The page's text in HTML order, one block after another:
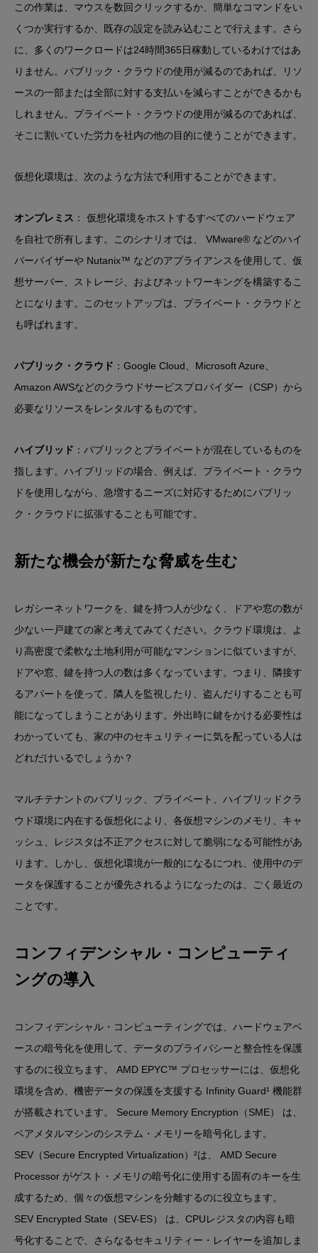
この作業は、マウスを数回クリックするか、簡単なコマンドをい
くつか実行するか、既存の設定を読み込むことで行えます。さら
に、多くのワークロードは24時間365日稼動しているわけではあ
りません。パブリック・クラウドの使用が減るのであれば、リソ
ースの一部または全部に対する支払いを減らすことができるかも
しれません。プライベート・クラウドの使用が減るのであれば、
そこに割いていた労力を社内の他の目的に使うことができます。
仮想化環境は、次のような方法で利用することができます。
オンプレミス ： 仮想化環境をホストするすべてのハードウェア
を自社で所有します。このシナリオでは、 VMware® などのハイ
パーバイザーや Nutanix™ などのアプライアンスを使用して、仮
想サーバー、ストレージ、およびネットワーキングを構築するこ
とになります。このセットアップは、プライベート・クラウドと
も呼ばれます。
パブリック・クラウド ：Google Cloud、Microsoft Azure、
Amazon AWSなどのクラウドサービスプロバイダー（CSP）から
必要なリソースをレンタルするものです。
ハイブリッド ：パブリックとプライベートが混在しているものを
指します。ハイブリッドの場合、例えば、プライベート・クラウ
ドを使用しながら、急増するニーズに対応するためにパブリッ
ク・クラウドに拡張することも可能です。
新たな機会が新たな脅威を生む
レガシーネットワークを、鍵を持つ人が少なく、ドアや窓の数が
少ない一戸建ての家と考えてみてください。クラウド環境は、よ
り高密度で柔軟な土地利用が可能なマンションに似ていますが、
ドアや窓、鍵を持つ人の数は多くなっています。つまり、隣接す
るアパートを使って、隣人を監視したり、盗んだりすることも可
能になってしまうことがあります。外出時に鍵をかける必要性は
わかっていても、家の中のセキュリティーに気を配っている人は
どれだけいるでしょうか？
マルチテナントのパブリック、プライベート、ハイブリッドクラ
ウド環境に内在する仮想化により、各仮想マシンのメモリ、キャ
ッシュ、レジスタは不正アクセスに対して脆弱になる可能性があ
ります。しかし、仮想化環境が一般的になるにつれ、使用中のデ
ータを保護することが優先されるようになったのは、ごく最近の
ことです。
コンフィデンシャル・コンピューティ
ングの導入
コンフィデンシャル・コンピューティングでは、ハードウェアベ
ースの暗号化を使用して、データのプライバシーと整合性を保護
するのに役立ちます。 AMD EPYC™ プロセッサーには、仮想化
環境を含め、機密データの保護を支援する Infinity Guard¹ 機能群
が搭載されています。 Secure Memory Encryption（SME） は、
ベアメタルマシンのシステム・メモリーを暗号化します。
SEV（Secure Encrypted Virtualization）²は、 AMD Secure
Processor がゲスト・メモリの暗号化に使用する固有のキーを生
成するため、個々の仮想マシンを分離するのに役立ちます。
SEV Encrypted State（SEV-ES） は、CPUレジスタの内容も暗
号化することで、さらなるセキュリティー・レイヤーを追加しま